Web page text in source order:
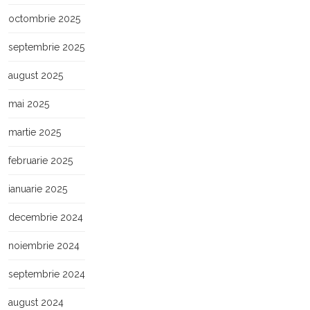
octombrie 2025
septembrie 2025
august 2025
mai 2025
martie 2025
februarie 2025
ianuarie 2025
decembrie 2024
noiembrie 2024
septembrie 2024
august 2024